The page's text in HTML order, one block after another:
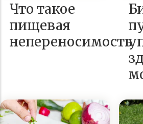
Что такое
пищевая
непереносимость